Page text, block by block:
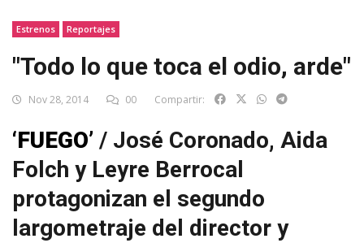
Estrenos Reportajes
"Todo lo que toca el odio, arde"
Nov 28, 2014 00 Compartir:
‘FUEGO’ / José Coronado, Aida
Folch y Leyre Berrocal
protagonizan el segundo
largometraje del director y